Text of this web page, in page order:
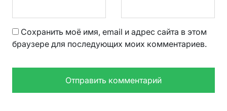
Сохранить моё имя, email и адрес сайта в этом
браузере для последующих моих комментариев.